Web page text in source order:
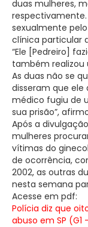
duas mulheres,
sexualmente
clínica particular
“Ele [Pedreiro]
também realizou
As duas não se
disseram que ele
médico fugiu de
sua prisão”,
Após a
mulheres
vítimas do
de ocorrência,
2002, as outras
nesta semana
Acesse em pdf:
Polícia diz que
abuso em SP (G1